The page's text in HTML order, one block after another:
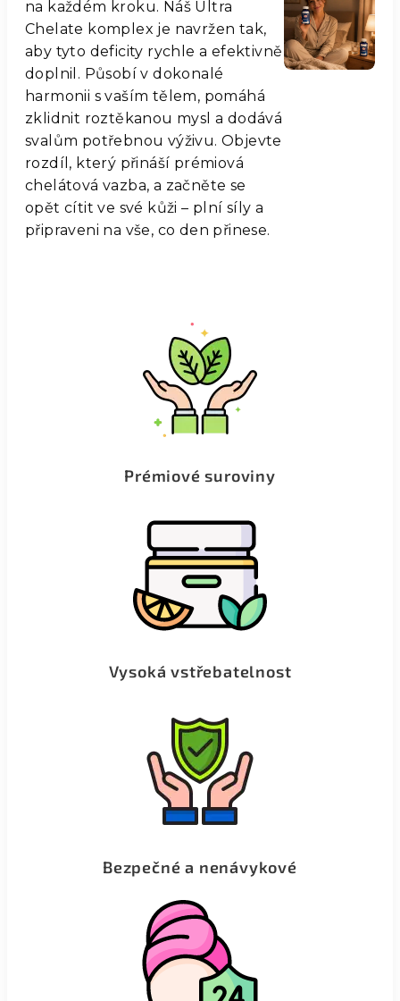
na každém kroku. Náš Ultra
Chelate komplex je navržen tak,
aby tyto deficity rychle a efektivně
doplnil. Působí v dokonalé
harmonii s vaším tělem, pomáhá
zklidnit roztěkanou mysl a dodává
svalům potřebnou výživu. Objevte
rozdíl, který přináší prémiová
chelátová vazba, a začněte se
opět cítit ve své kůži – plní síly a
připraveni na vše, co den přinese.
Prémiové suroviny
Vysoká vstřebatelnost
Bezpečné a nenávykové